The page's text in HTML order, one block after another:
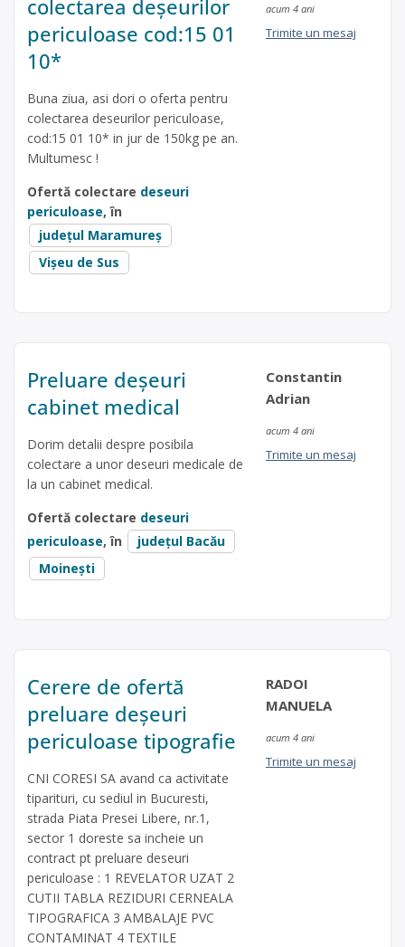
colectarea deșeurilor
periculoase cod:15 01
10*
Buna ziua, asi dori o oferta pentru
colectarea deseurilor periculoase,
cod:15 01 10* in jur de 150kg pe an.
Multumesc !
Ofertă colectare deseuri
periculoase, în
județul Maramureș
Vișeu de Sus
acum 4 ani
Trimite un mesaj
Preluare deșeuri
cabinet medical
Dorim detalii despre posibila
colectare a unor deseuri medicale de
la un cabinet medical.
Ofertă colectare deseuri
periculoase, în
județul Bacău
Moinești
Constantin
Adrian
acum 4 ani
Trimite un mesaj
Cerere de ofertă
preluare deșeuri
periculoase tipografie
CNI CORESI SA avand ca activitate
tiparituri, cu sediul in Bucuresti,
strada Piata Presei Libere, nr.1,
sector 1 doreste sa incheie un
contract pt preluare deseuri
periculoase : 1 REVELATOR UZAT 2
CUTII TABLA REZIDURI CERNEALA
TIPOGRAFICA 3 AMBALAJE PVC
CONTAMINAT 4 TEXTILE
RADOI
MANUELA
acum 4 ani
Trimite un mesaj